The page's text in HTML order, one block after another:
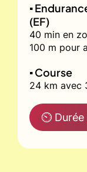
▪️
(EF)
40 min en
100 m pour
▪️ Course
24 km avec
⏲ Durée